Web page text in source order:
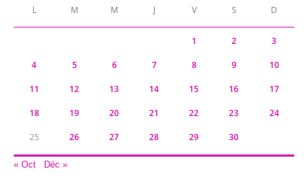
L M M J V S D
1 2 3
4 5 6 7 8 9 10
11 12 13 14 15 16 17
18 19 20 21 22 23 24
25 26 27 28 29 30
« Oct Déc »